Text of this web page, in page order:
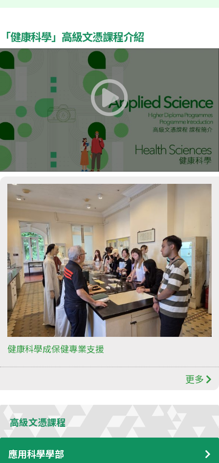
「健康科學」高級文憑課程介紹
健康科學成保健專業支援
更多
高級文憑課程
應用科學學部